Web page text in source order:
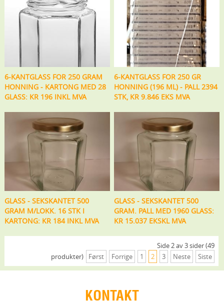
6-KANTGLASS FOR 250 GRAM
HONNING - KARTONG MED 28
GLASS: KR 196 INKL MVA
6-KANTGLASS FOR 250 GR
HONNING (196 ML) - PALL 2394
STK, KR 9.846 EKS MVA
GLASS - SEKSKANTET 500
GRAM M/LOKK. 16 STK I
KARTONG: KR 184 INKL MVA
GLASS - SEKSKANTET 500
GRAM. PALL MED 1960 GLASS:
KR 15.037 EKSKL MVA
Side 2 av 3 sider (49
produkter)
Først Forrige 1 2 3 Neste Siste
KONTAKT